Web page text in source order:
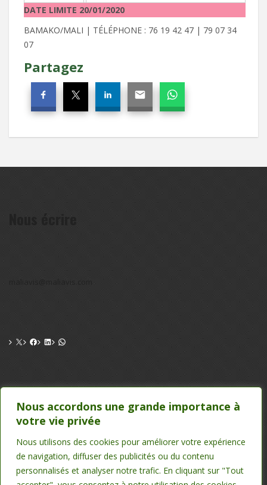
Nous accordons une grande importance à
votre vie privée
Nous utilisons des cookies pour améliorer votre expérience
de navigation, diffuser des publicités ou du contenu
personnalisés et analyser notre trafic. En cliquant sur "Tout
DATE LIMITE 20/01/2020
BAMAKO/MALI | TÉLÉPHONE : 76 19 42 47 | 79 07 34
07
Partagez
CONTACT
TEL : 20 22 39 24 , 75 50 00 26